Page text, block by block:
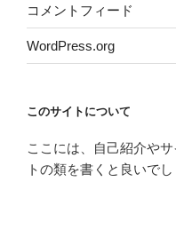
コメントフィード
WordPress.org
このサイトについて
ここには、自己紹介や
トの類を書くと良いでし